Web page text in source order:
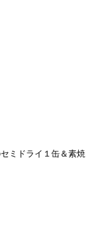
ミドライ１缶＆素焼